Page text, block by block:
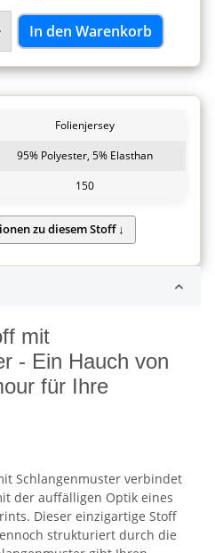
In den Warenkorb
Folienjersey
95% Polyester, 5% Elasthan
150
mit
- Ein Hauch von
für Ihre
Schlangenmuster verbindet
der auffälligen Optik eines
Dieser einzigartige Stoff
strukturiert durch die